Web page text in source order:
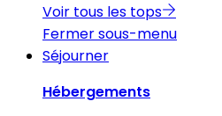
Voir tous les tops
Fermer sous-menu
Séjourner
Hébergements